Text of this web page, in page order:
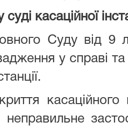
касаційної
Суду від 9
у справі та